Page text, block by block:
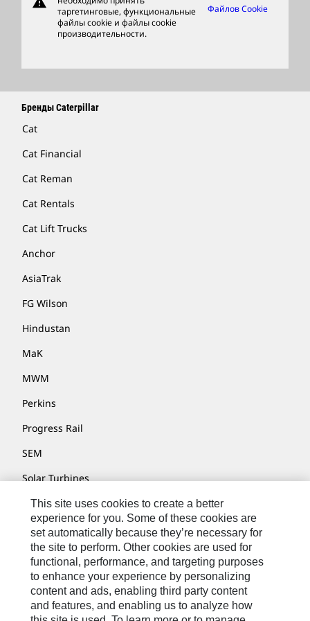
Найти Дилера
таргетинговые, функциональные
файлы cookie и файлы cookie
производительности.
Файлов Cookie
Бренды Caterpillar
Cat
Cat Financial
Cat Reman
Cat Rentals
Cat Lift Trucks
Anchor
AsiaTrak
FG Wilson
Hindustan
MaK
MWM
Perkins
Progress Rail
SEM
Solar Turbines
SPM Oil & Gas
Turner Powertrain Systems
Контакты
Карта Сайта
This site uses cookies to create a better
experience for you. Some of these cookies are
set automatically because they’re necessary for
the site to perform. Other cookies are used for
functional, performance, and targeting purposes
to enhance your experience by personalizing
content and ads, enabling third party content
and features, and enabling us to analyze how